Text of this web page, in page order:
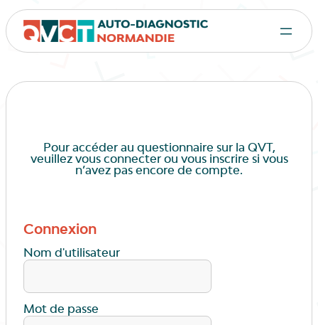
Pour accéder au questionnaire sur la QVT,
veuillez vous connecter ou vous inscrire si vous
n’avez pas encore de compte.
Connexion
Nom d'utilisateur
Mot de passe